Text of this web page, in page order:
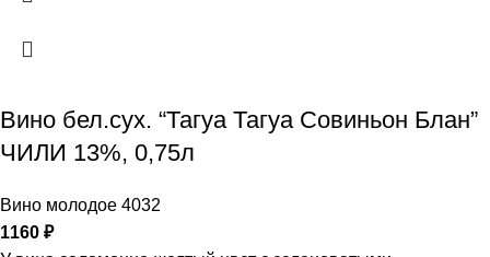
Вино бел.сух. “Тагуа Тагуа Совиньон Блан”
ЧИЛИ 13%, 0,75л
Вино молодое 4032
1160 ₽